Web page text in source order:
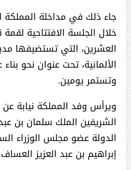
جاء ذلك في مداخلة المملكة
خلال الجلسة الافتتاحية
العشرين، التي تستضيفها
الألمانية، تحت عنوان نحو
وتستمر يومين.
ويرأس وفد المملكة نيابة عن
الشريفين الملك سلمان بن عبد
الدولة عضو مجلس الوزراء
إبراهيم بن عبد العزيز